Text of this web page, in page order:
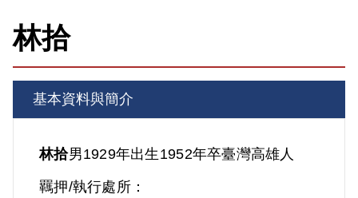
新生訓導處
主題探索
背景知識
關於我們
意見信箱
林拾
基本資料與簡介
林拾男1929年出生 1952年卒臺灣高雄人
羈押/執行處所：